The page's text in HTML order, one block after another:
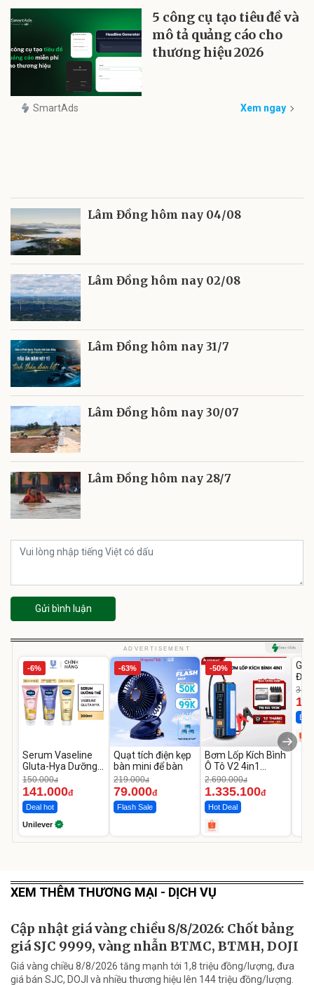
5 công cụ tạo tiêu đề và
mô tả quảng cáo cho
thương hiệu 2026
SmartAds Xem ngay
Lâm Đồng hôm nay 04/08
Lâm Đồng hôm nay 02/08
Lâm Đồng hôm nay 31/7
Lâm Đồng hôm nay 30/07
Lâm Đồng hôm nay 28/7
Gửi bình luận
ADVERTISEMENT
-6%
Serum Vaseline
Gluta-Hya Dưỡng
Da Sáng Mịn Sau 7
Ngày
150.000đ
141.000đ
Deal hot
Unilever
-63%
Quạt tích điện kẹp
bàn mini để bàn
219.000đ
79.000đ
Flash Sale
-50%
Bơm Lốp Kích Bình
Ô Tô V2 4in1
MEDICAR –
12.000mAh
2.690.000đ
1.335.100đ
Hot Deal
Đùi
XEM THÊM THƯƠNG MẠI - DỊCH VỤ
Cập nhật giá vàng chiều 8/8/2026: Chốt bảng
giá SJC 9999, vàng nhẫn BTMC, BTMH, DOJI
Giá vàng chiều 8/8/2026 tăng mạnh tới 1,8 triệu đồng/lượng, đưa
giá bán SJC, DOJI và nhiều thương hiệu lên 144 triệu đồng/lượng.